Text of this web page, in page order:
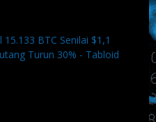
15.133 BTC Senilai $1,1
Turun 30% - Tabloid